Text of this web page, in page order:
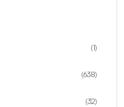
(1)
(638)
(32)